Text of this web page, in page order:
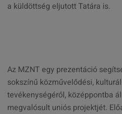
a küldöttség eljutott Tatára is.
Az MZNT egy prezentáció
sokszínű közművelődési,
tevékenységéről, középpontba
megvalósult uniós projektjét.